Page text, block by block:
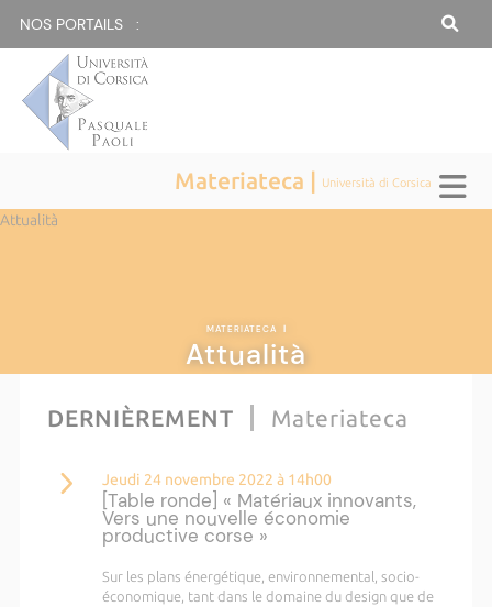
NOS PORTAILS :
Materiateca | Università di Corsica
Attualità
MATERIATECA |
Attualità
DERNIÈREMENT Materiateca
Jeudi 24 novembre 2022 à 14h00
[Table ronde] « Matériaux innovants,
Vers une nouvelle économie
productive corse »
Sur les plans énergétique, environnemental, socio-
économique, tant dans le domaine du design que de